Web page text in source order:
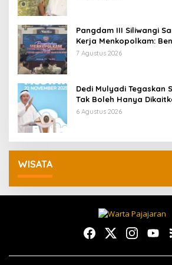
Pangdam III Siliwangi
Kerja Menkopolkam:
Pemerintah
7 Agustus 2026
Dedi Mulyadi Tegaskan
Tak Boleh Hanya
Ekonomi
6 Agustus 2026
WISATA